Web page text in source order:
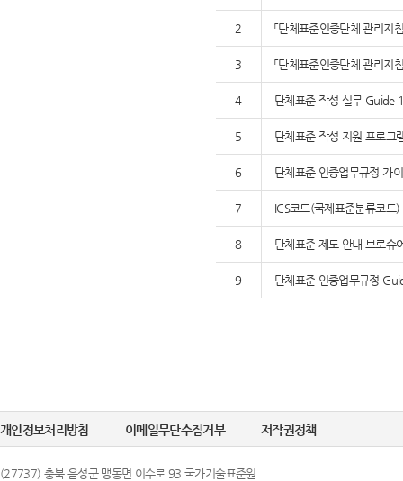
2 「단체표준인증단체 관리지
3 「단체표준인증단체 관리지
4 단체표준 작성 실무 Guide
5 단체표준 작성 지원 프로
6 단체표준 인증업무규정 가
7 ICS코드(국제표준분류코드
8 단체표준 제도 안내 브로슈
9 단체표준 인증업무규정
개인정보처리방침 이메일무단수집거부 저작권정책
(27737) 충북 음성군 맹동면 이수로 93 국가기술표준원